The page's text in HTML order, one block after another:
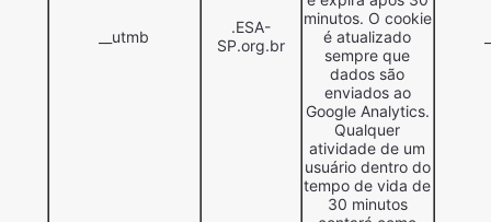
__utmb
.ESA-
SP.org.br
minutos. O cookie
é atualizado
sempre que
dados são
enviados ao
Google Analytics.
Qualquer
atividade de um
usuário dentro do
tempo de vida de
30 minutos